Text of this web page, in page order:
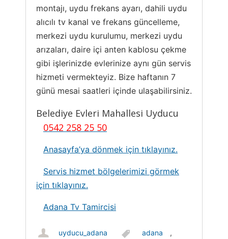
montajı, uydu frekans ayarı, dahili uydu
alıcılı tv kanal ve frekans güncelleme,
merkezi uydu kurulumu, merkezi uydu
arızaları, daire içi anten kablosu çekme
gibi işlerinizde evlerinize aynı gün servis
hizmeti vermekteyiz. Bize haftanın 7
günü mesai saatleri içinde ulaşabilirsiniz.
Belediye Evleri Mahallesi Uyducu
0542 258 25 50
Anasayfa’ya dönmek için tıklayınız.
Servis hizmet bölgelerimizi görmek
için tıklayınız.
Adana Tv Tamircisi
uyducu_adana adana
,